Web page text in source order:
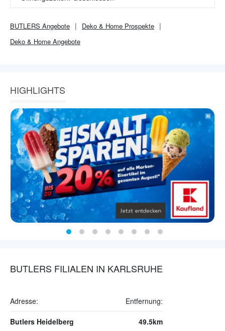
BUTLERS Angebote Deko & Home Prospekte
Deko & Home Angebote
HIGHLIGHTS
BUTLERS FILIALEN IN KARLSRUHE
Adresse: Entfernung:
Butlers Heidelberg 49.5km